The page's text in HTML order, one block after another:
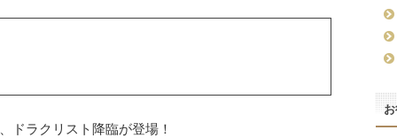
ドラクリスト降臨が登場！